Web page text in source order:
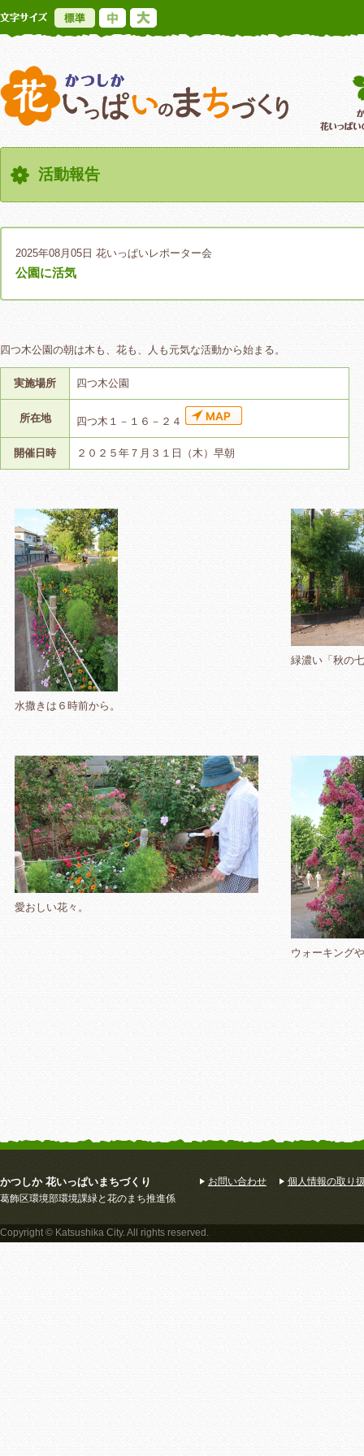
標準
かつしか花い
活動報告
2025年08月05日 花いっぱいレポーター会
公園に活気
四つ木公園の朝は木も、花も、人も元気な活動から始まる。
実施場所 四つ木公園
所在地 四つ木１－１６－２４
開催日時 ２０２５年７月３１日（木）早朝
水撒きは６時前から。
緑濃い「秋の
愛おしい花々。
ウォーキング
かつしか 花いっぱいまちづくり
葛飾区環境部環境課緑と花のまち推進係
お問い合わせ 個人情報の取り
Copyright © Katsushika City. All rights reserved.